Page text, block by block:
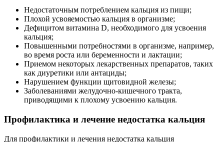
Недостаточным потреблением кальция из пищи;
Плохой усвояемостью кальция в организме;
Дефицитом витамина D, необходимого для усвоения
кальция;
Повышенными потребностями в организме, например,
во время роста или беременности и лактации;
Приемом некоторых лекарственных препаратов, таких
как диуретики или антациды;
Нарушением функции щитовидной железы;
Заболеваниями желудочно-кишечного тракта,
приводящими к плохому усвоению кальция.
Профилактика и лечение недостатка кальция
Для профилактики и лечения недостатка кальция